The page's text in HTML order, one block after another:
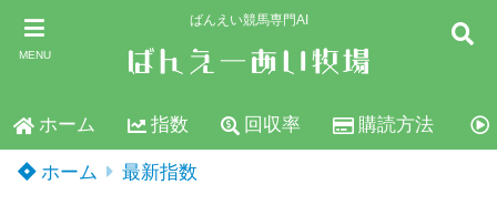
MENU
ばんえい競馬専門AI
ホーム 指数 回収率 購読方法
ホーム 最新指数